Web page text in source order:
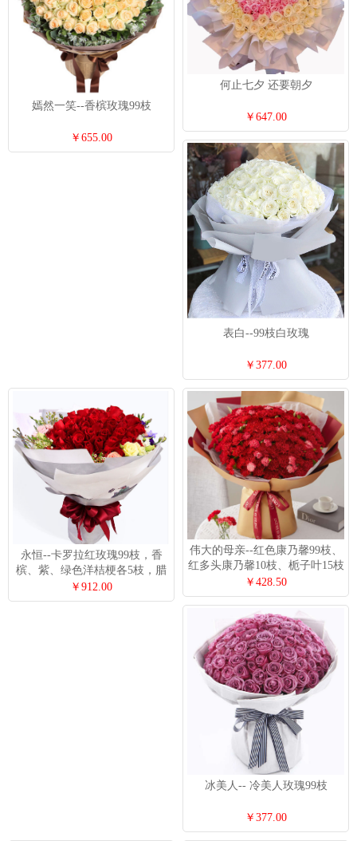
嫣然一笑--香槟玫瑰99枝
￥655.00
何止七夕 还要朝夕
￥647.00
表白--99枝白玫瑰
￥377.00
永恒--卡罗拉红玫瑰99枝，香
槟、紫、绿色洋桔梗各5枝，腊
梅5枝、叶上花5枝
￥912.00
伟大的母亲--红色康乃馨99枝、
红多头康乃馨10枝、栀子叶15枝
￥428.50
冰美人-- 冷美人玫瑰99枝
￥377.00